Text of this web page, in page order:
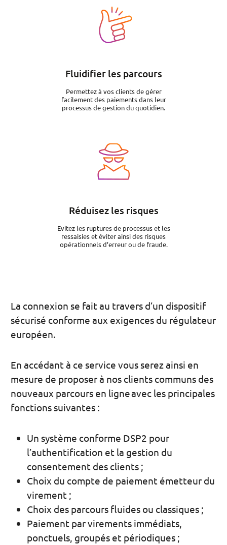
Image
Fluidifier les parcours
Permettez à vos clients de gérer
facilement des paiements dans leur
processus de gestion du quotidien.
Image
Réduisez les risques
Evitez les ruptures de processus et les
ressaisies et éviter ainsi des risques
opérationnels d’erreur ou de fraude.
La connexion se fait au travers d’un dispositif
sécurisé conforme aux exigences du régulateur
européen.
En accédant à ce service vous serez ainsi en
mesure de proposer à nos clients communs des
nouveaux parcours en ligne avec les principales
fonctions suivantes :
Un système conforme DSP2 pour
l’authentification et la gestion du
consentement des clients ;
Choix du compte de paiement émetteur du
virement ;
Choix des parcours fluides ou classiques ;
Paiement par virements immédiats,
ponctuels, groupés et périodiques ;